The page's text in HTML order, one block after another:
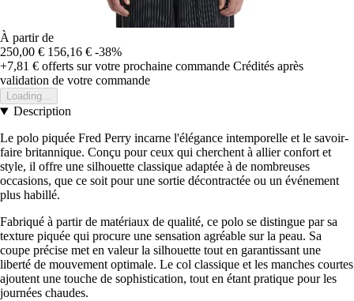
À partir de
250,00 € 156,16 € -38%
+7,81 € offerts sur votre prochaine commande Crédités après
validation de votre commande
Loading...
Description
Le polo piquée Fred Perry incarne l'élégance intemporelle et le savoir-
faire britannique. Conçu pour ceux qui cherchent à allier confort et
style, il offre une silhouette classique adaptée à de nombreuses
occasions, que ce soit pour une sortie décontractée ou un événement
plus habillé.
Fabriqué à partir de matériaux de qualité, ce polo se distingue par sa
texture piquée qui procure une sensation agréable sur la peau. Sa
coupe précise met en valeur la silhouette tout en garantissant une
liberté de mouvement optimale. Le col classique et les manches courtes
ajoutent une touche de sophistication, tout en étant pratique pour les
journées chaudes.